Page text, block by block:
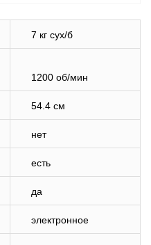
7 кг сух/б
1200 об/мин
54.4 см
нет
есть
да
электронное